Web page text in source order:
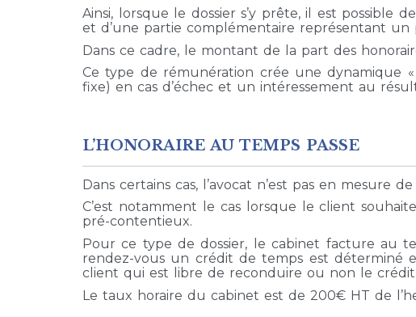
Ainsi, lorsque le dossier s’y prête, il est possible
et d’une partie complémentaire représentant un
Dans ce cadre, le montant de la part des
Ce type de rémunération crée une dynamique
fixe) en cas d’échec et un intéressement au
L’HONORAIRE AU TEMPS PASSE
Dans certains cas, l’avocat n’est pas en mesure
C’est notamment le cas lorsque le client
pré-contentieux.
Pour ce type de dossier, le cabinet facture au
rendez-vous un crédit de temps est déterminé
client qui est libre de reconduire ou non le crédit
Le taux horaire du cabinet est de 200€ HT de